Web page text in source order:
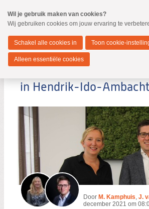
naar
Spring
de
inhoud
Spring
naar
hoofdmenu
Hendrik-Ido-Ambacht
Zoeken:
in Hendrik-Ido-Ambacht
Door M. Kamphuis, J.
december 2021 om
Wil je gebruik maken van cookies?
Wij gebruiken cookies om jouw ervaring te
Schakel alle cookies in Toon cookie-
Alleen essentiële cookies